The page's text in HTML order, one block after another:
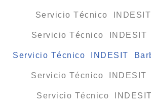
Servicio Técnico
Servicio Técnico INDESIT
Servicio Técnico INDESIT
Servicio Técnico INDESIT
Servicio Técnico